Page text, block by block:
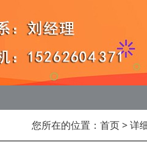
您所在的位置： 首页> 详